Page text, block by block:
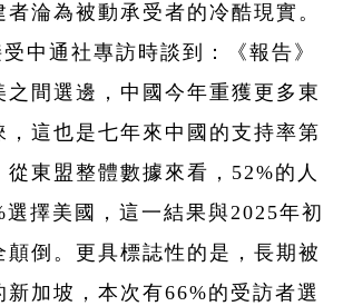
淪為被動承受者的冷酷現實。
中通社專訪時談到：《報告》
之間選邊，中國今年重獲更多東
，這也是七年來中國的支持率第
東盟整體數據來看，52%的人
擇美國，這一結果與2025年初
顛倒。更具標誌性的是，長期被
加坡，本次有66%的受訪者選